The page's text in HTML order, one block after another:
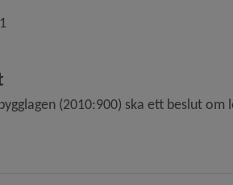
(2010:900) ska ett beslut